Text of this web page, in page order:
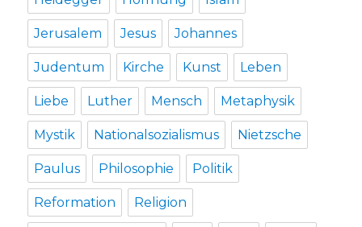
Jerusalem Jesus Johannes
Judentum Kirche Kunst Leben
Liebe Luther Mensch Metaphysik
Mystik Nationalsozialismus Nietzsche
Paulus Philosophie Politik
Reformation Religion